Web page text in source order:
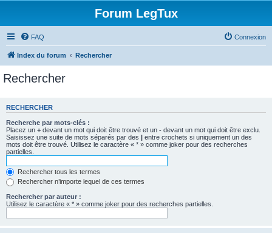
Forum LegTux
FAQ Connexion
Index du forum Rechercher
Rechercher
RECHERCHER
Recherche par mots-clés :
Placez un + devant un mot qui doit être trouvé et un - devant un mot qui doit être exclu.
Saisissez une suite de mots séparés par des | entre crochets si uniquement un des
mots doit être trouvé. Utilisez le caractère « * » comme joker pour des recherches
partielles.
Rechercher tous les termes
Rechercher n’importe lequel de ces termes
Rechercher par auteur :
Utilisez le caractère « * » comme joker pour des recherches partielles.